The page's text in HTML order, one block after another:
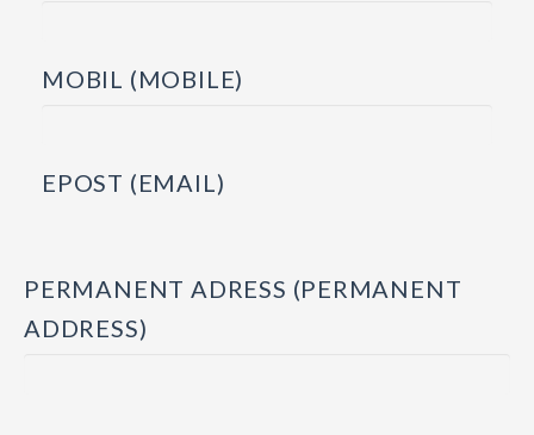
MOBIL (MOBILE)
EPOST (EMAIL)
PERMANENT ADRESS (PERMANENT
ADDRESS)